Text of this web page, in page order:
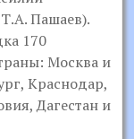
Пашаев).
170
Москва и
Краснодар,
Дагестан и